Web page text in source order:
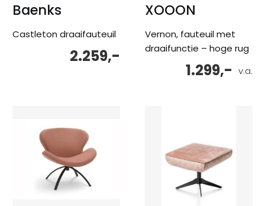
Baenks
Castleton draaifauteuil
2.259,-
XOOON
Vernon, fauteuil met
draaifunctie – hoge rug
v.a.
1.299,-